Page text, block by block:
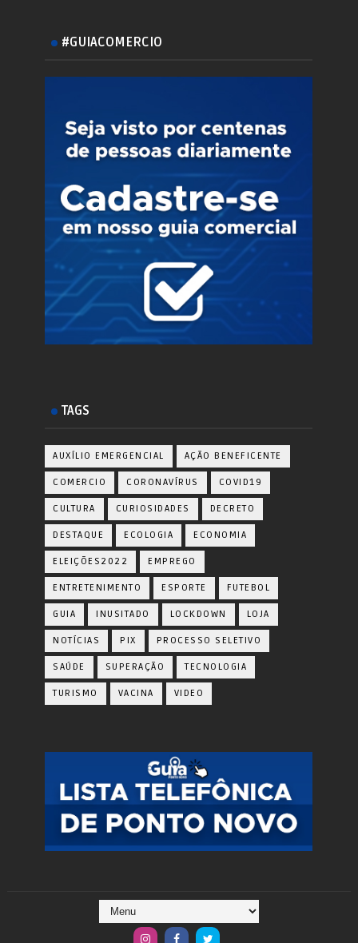
#GUIACOMERCIO
TAGS
AUXÍLIO EMERGENCIAL AÇÃO BENEFICENTE
COMERCIO CORONAVÍRUS COVID19
CULTURA CURIOSIDADES DECRETO
DESTAQUE ECOLOGIA ECONOMIA
ELEIÇÕES2022 EMPREGO
ENTRETENIMENTO ESPORTE FUTEBOL
GUIA INUSITADO LOCKDOWN LOJA
NOTÍCIAS PIX PROCESSO SELETIVO
SAÚDE SUPERAÇÃO TECNOLOGIA
TURISMO VACINA VIDEO